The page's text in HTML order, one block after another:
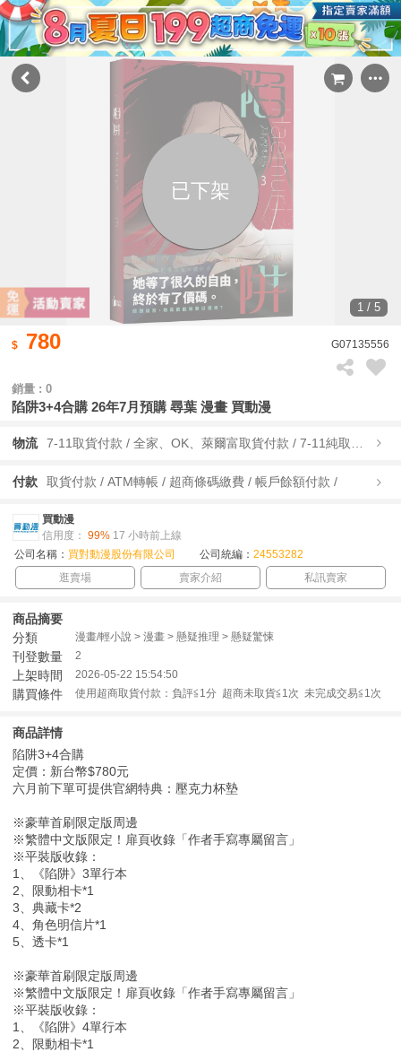
已下架
1 / 5
780 G07135556
銷量 : 0
陷阱3+4合購 26年7月預購 尋葉 漫畫 買動漫
物流
付款 取貨付款 / ATM轉帳 / 超商條碼繳費 / 帳戶餘額付款 /
買動漫
信用度： 99% 17 小時前上線
公司名稱： 買對動漫股份有限公司 公司統編： 24553282
逛賣場
賣家介紹 私訊賣家
商品摘要
分類
漫畫/輕小說 > 漫畫 > 懸疑推理 > 懸疑驚悚
刊登數量 2
上架時間 2026-05-22 15:54:50
購買條件 使用超商取貨付款：負評≦1分 超商未取貨≦1次 未完成交易≦1次
商品詳情
陷阱3+4合購
定價：新台幣$780元
六月前下單可提供官網特典：壓克力杯墊
※豪華首刷限定版周邊
※繁體中文版限定！扉頁收錄「作者手寫專屬留言」
※平裝版收錄：
1、《陷阱》3單行本
2、限動相卡*1
3、典藏卡*2
4、角色明信片*1
5、透卡*1
※豪華首刷限定版周邊
※繁體中文版限定！扉頁收錄「作者手寫專屬留言」
※平裝版收錄：
1、《陷阱》4單行本
2、限動相卡*1